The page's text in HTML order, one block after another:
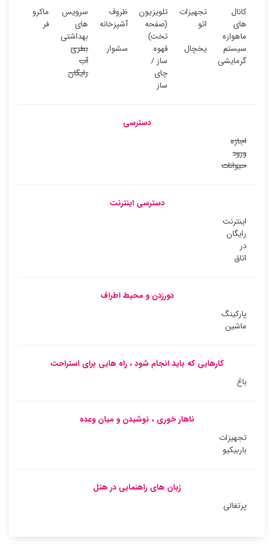
کانال
های
ماهواره
تجهیزات
اتو
تلویزیون
(صفحه
تخت)
ظروف
آشپزخانه
سرویس
های
بهداشتی
ماکرو
فر
سیستم
گرمایشی
یخچال
قهوه
ساز /
چای
ساز
سشوار
بطری
آب
رایگان
دسترسی
اجازه
ورود
حیوانات
دسترسی اینترنت
اینترنت
رایگان
در
اتاق
دورزدن و محیط اطراف
پارکینگ
ماشین
کارهایی که باید انجام شود ، راه هایی برای استراحت
باغ
ناهار خوری ، نوشیدن و میان وعده
تجهیزات
باربیکیو
زبان های راهنمایی در هتل
پرتغالی